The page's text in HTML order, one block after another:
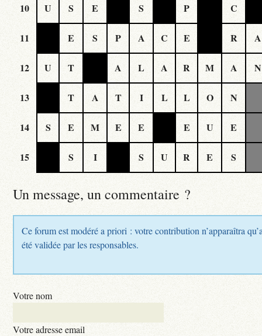
10 U S E S P C
11 E S P A C E R A
12 U T A L A R M A N
13 T A T I L L O N
14 S E M E E E U E
15 S I S U R E S
Un message, un commentaire ?
Ce forum est modéré a priori : votre contribution n’apparaîtra
été validée par les responsables.
Votre nom
Votre adresse email